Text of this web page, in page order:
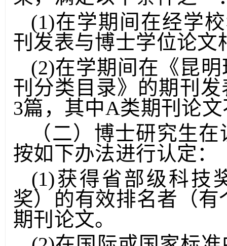
果，满足以下条件之一
(1)在学期间在经学
刊发表与博士学位论
(2)在学期间在《昆
刊分类目录》的期刊
3篇，其中A类期刊论
（二）博士研究生
按如下办法进行认定：
(1)获得省部级科技
奖）的有效排名者（
期刊论文。